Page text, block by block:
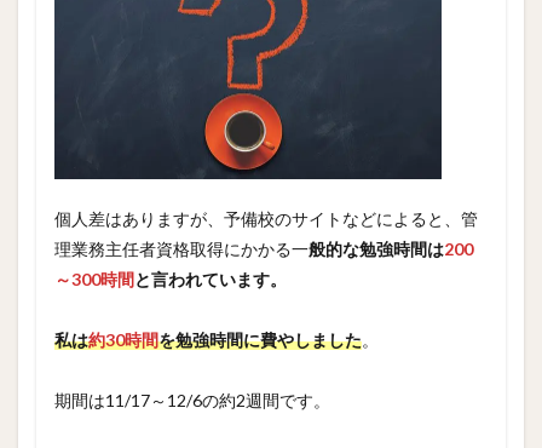
個人差はありますが、予備校のサイトなどによると、管
理業務主任者資格取得にかかる一般的な勉強時間は200
～300時間 と言われています。
私は約30時間を勉強時間に費やしました。
期間は11/17～12/6の約2週間です。